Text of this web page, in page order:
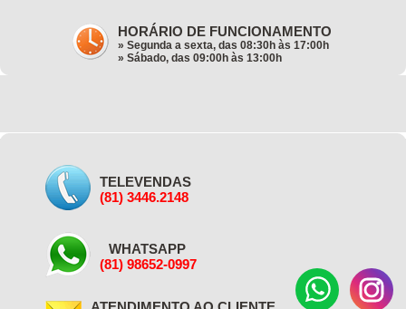
HORÁRIO DE FUNCIONAMENTO
» Segunda a sexta, das 08:30h às 17:00h
» Sábado, das 09:00h às 13:00h
TELEVENDAS
(81) 3446.2148
WHATSAPP
(81) 98652-0997